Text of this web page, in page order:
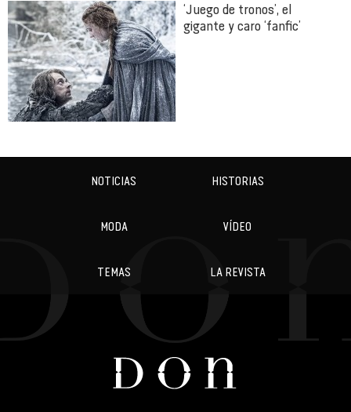
‘Juego de tronos’, el
gigante y caro ‘fanfic’
NOTICIAS HISTORIAS
MODA VÍDEO
TEMAS LA REVISTA